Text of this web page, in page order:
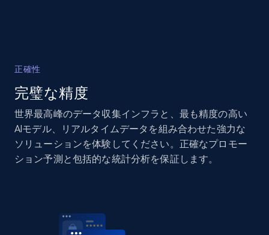
Amazon products global dataset - Collects
products by specific category URL
Title, Seller name, Brand, Description, Initial
price, Currency, Availability, Reviews count, and
正確性
完璧な精度
世界最高峰のデータ収集インフラと、最も精度の高い
AIモデル、リアルタイムデータを組み合わせた強力な
ソリューションを体験してください。正確なプロモー
ション予測と包括的な統計分析を保証します。